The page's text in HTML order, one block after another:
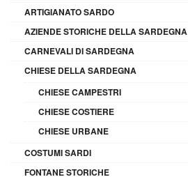
ARTIGIANATO SARDO
AZIENDE STORICHE DELLA SARDEGNA
CARNEVALI DI SARDEGNA
CHIESE DELLA SARDEGNA
CHIESE CAMPESTRI
CHIESE COSTIERE
CHIESE URBANE
COSTUMI SARDI
FONTANE STORICHE